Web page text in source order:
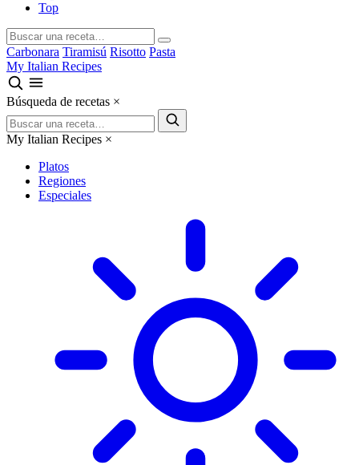
Top
Carbonara Tiramisú Risotto Pasta
My Italian Recipes
Búsqueda de recetas ×
My Italian Recipes ×
Platos
Regiones
Especiales